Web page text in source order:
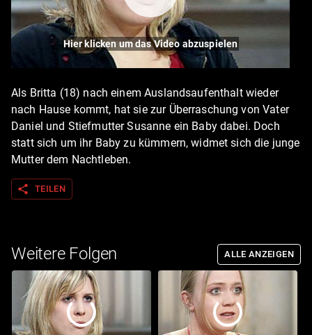
Hier klicken um das Video abzuspielen
Als Britta (18) nach einem Auslandsaufenthalt wieder
nach Hause kommt, hat sie zur Überraschung von Vater
Daniel und Stiefmutter Susanne ein Baby dabei. Doch
statt sich um ihr Baby zu kümmern, widmet sich die junge
Mutter dem Nachtleben.
share TEILEN
Weitere Folgen ALLE ANZEIGEN